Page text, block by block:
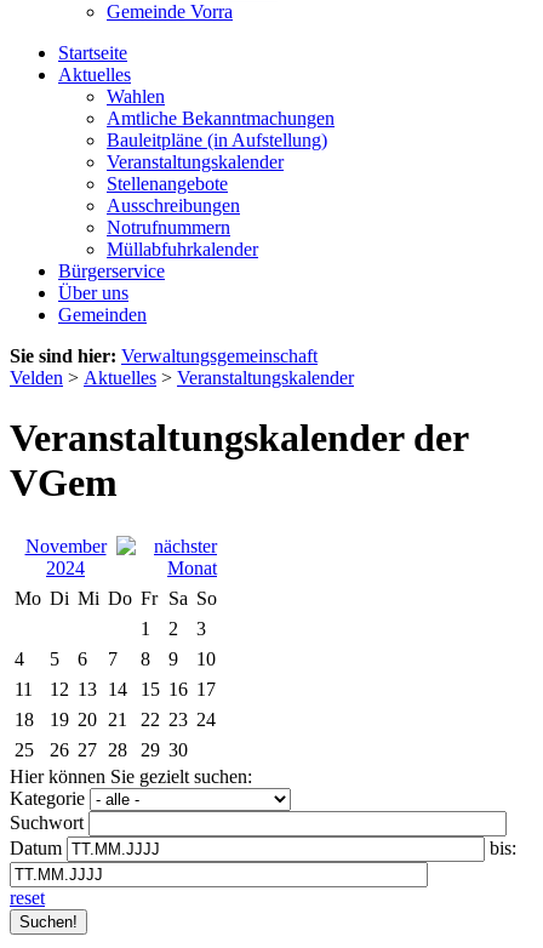
Gemeinde Vorra
Startseite
Aktuelles
Wahlen
Amtliche Bekanntmachungen
Bauleitpläne (in Aufstellung)
Veranstaltungskalender
Stellenangebote
Ausschreibungen
Notrufnummern
Müllabfuhrkalender
Bürgerservice
Über uns
Gemeinden
Sie sind hier: Verwaltungsgemeinschaft
Velden > Aktuelles > Veranstaltungskalender
Veranstaltungskalender der
VGem
November
2024
Mo Di Mi Do Fr Sa So
1
2
3
4
5 6 7 8 9
10
11
12 13 14 15 16 17
18
19 20 21 22 23 24
25
26 27 28 29 30
Hier können Sie gezielt suchen:
Kategorie
Suchwort
Datum
bis:
reset